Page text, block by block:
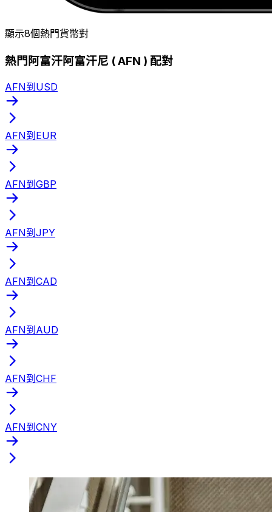
顯示8個熱門貨幣對
熱門阿富汗阿富汗尼 ( AFN ) 配對
AFN到USD
AFN到EUR
AFN到GBP
AFN到JPY
AFN到CAD
AFN到AUD
AFN到CHF
AFN到CNY